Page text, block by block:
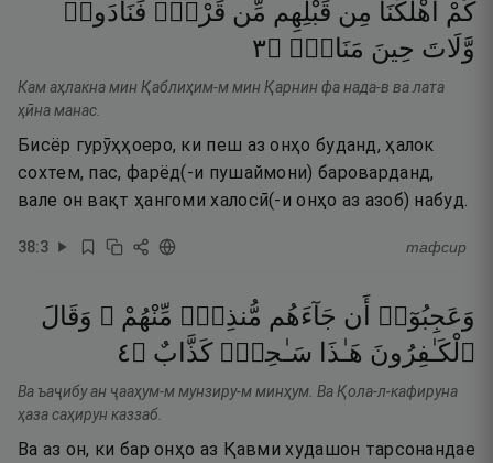
كَمْ أَهْلَكْنَا مِن قَبْلِهِم مِّن قَرْنٍۢ فَنَادَوا۟
وَّلَاتَ حِينَ مَنَاصٍۢ ۝٣
Кам аҳлакна мин Қаблиҳим-м мин Қарнин фа нада-в ва лата
ҳӣна манас.
Бисёр гурӯҳҳоеро, ки пеш аз онҳо буданд, ҳалок
сохтем, пас, фарёд(-и пушаймони) бароварданд,
вале он вақт ҳангоми халосӣ(-и онҳо аз азоб) набуд.
38:3 тафсир
وَعَجِبُوٓا۟ أَن جَآءَهُم مُّنذِرٌۭ مِّنْهُمْ ۖ وَقَالَ
ٱلْكَـٰفِرُونَ هَـٰذَا سَـٰحِرٌۭ كَذَّابٌ ۝٤
Ва ъаҷибу ан ҷааҳум-м мунзиру-м минҳум. Ва Қола-л-кафируна
ҳаза саҳирун каззаб.
Ва аз он, ки бар онҳо аз Қавми худашон тарсонандае